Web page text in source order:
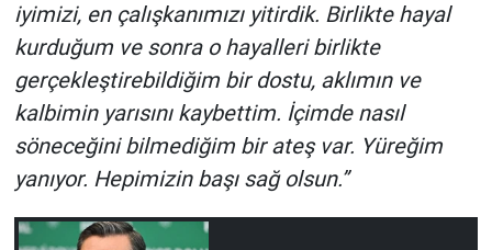
iyimizi, en çalışkanımızı yitirdik. Birlikte hayal
kurduğum ve sonra o hayalleri birlikte
gerçekleştirebildiğim bir dostu, aklımın ve
kalbimin yarısını kaybettim. İçimde nasıl
söneceğini bilmediğim bir ateş var. Yüreğim
yanıyor. Hepimizin başı sağ olsun.”
Spor
Teknoloji
Türkiye'nin Geleceği
Türkiye'nin Gündemi
Yerel Gündem